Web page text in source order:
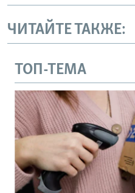
ЧИТАЙТЕ ТАКЖЕ:
ТОП-ТЕМА